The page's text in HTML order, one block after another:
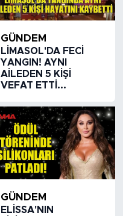
GÜNDEM
LİMASOL'DA FECİ
YANGIN! AYNI
AİLEDEN 5 KİŞİ
VEFAT ETTİ...
GÜNDEM
ELİSSA'NIN